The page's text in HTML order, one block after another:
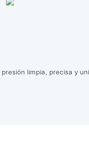
limpia, precisa y